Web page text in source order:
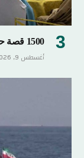
1500 قصة حب.. زفاف جماعي لمحدودي الدخل في نيجيريا
أغسطس 9, 2026